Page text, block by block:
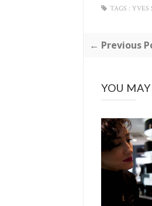
TAGS : YVES
← Previous
YOU